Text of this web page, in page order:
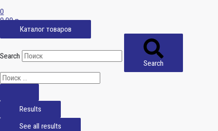
0
0,00р.
Каталог товаров
Search
Search
Results
See all results